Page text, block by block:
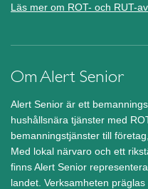
Läs mer om ROT- och RUT-
Om Alert Senior
Alert Senior är ett
hushållsnära tjänster med
bemanningstjänster till
Med lokal närvaro och ett
finns Alert Senior
landet. Verksamheten